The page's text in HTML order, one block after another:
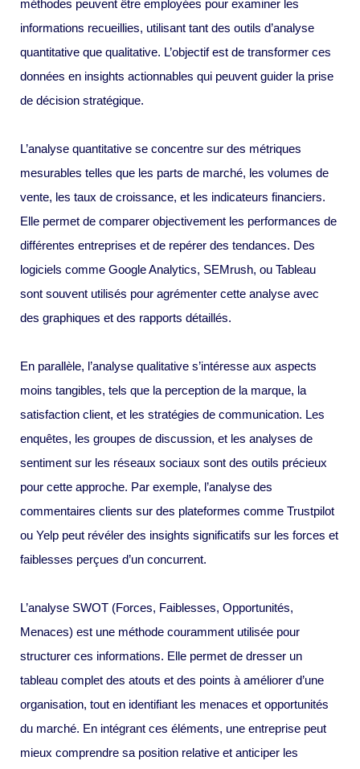
méthodes peuvent être employées pour examiner les
informations recueillies, utilisant tant des outils d’analyse
quantitative que qualitative. L’objectif est de transformer ces
données en insights actionnables qui peuvent guider la prise
de décision stratégique.
L’analyse quantitative se concentre sur des métriques
mesurables telles que les parts de marché, les volumes de
vente, les taux de croissance, et les indicateurs financiers.
Elle permet de comparer objectivement les performances de
différentes entreprises et de repérer des tendances. Des
logiciels comme Google Analytics, SEMrush, ou Tableau
sont souvent utilisés pour agrémenter cette analyse avec
des graphiques et des rapports détaillés.
En parallèle, l’analyse qualitative s’intéresse aux aspects
moins tangibles, tels que la perception de la marque, la
satisfaction client, et les stratégies de communication. Les
enquêtes, les groupes de discussion, et les analyses de
sentiment sur les réseaux sociaux sont des outils précieux
pour cette approche. Par exemple, l’analyse des
commentaires clients sur des plateformes comme Trustpilot
ou Yelp peut révéler des insights significatifs sur les forces et
faiblesses perçues d’un concurrent.
L’analyse SWOT (Forces, Faiblesses, Opportunités,
Menaces) est une méthode couramment utilisée pour
structurer ces informations. Elle permet de dresser un
tableau complet des atouts et des points à améliorer d’une
organisation, tout en identifiant les menaces et opportunités
du marché. En intégrant ces éléments, une entreprise peut
mieux comprendre sa position relative et anticiper les